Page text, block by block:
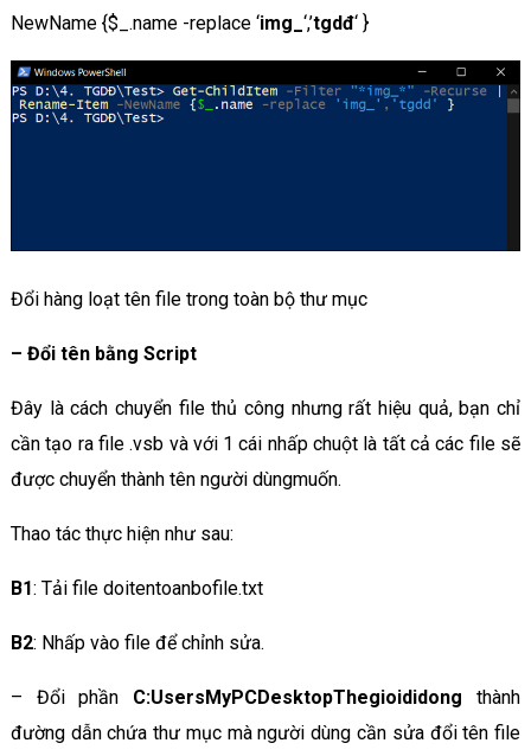
NewName {$_.name -replace ‘img_ ‘,’tgdđ‘ }
Đổi hàng loạt tên file trong toàn bộ thư mục
– Đổi tên bằng Script
Đây là cách chuyển file thủ công nhưng rất hiệu quả, bạn chỉ
cần tạo ra file .vsb và với 1 cái nhấp chuột là tất cả các file sẽ
được chuyển thành tên người dùngmuốn.
Thao tác thực hiện như sau:
B1: Tải file doitentoanbofile.txt
B2: Nhấp vào file để chỉnh sửa.
– Đổi phần C:UsersMyPCDesktopThegioididongthành
đường dẫn chứa thư mục mà người dùng cần sửa đổi tên file